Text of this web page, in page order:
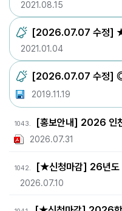
2021.08.15
2021.01.04
2019.11.19
1043. [홍보안내] 2026 인
2026.07.31
1042. [★신청마감] 26년도 청
2026.07.10